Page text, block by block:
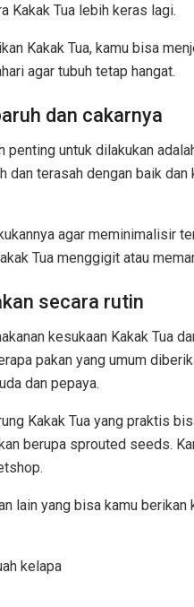
Kakak Tua lebih keras lagi.
Kakak Tua, kamu bisa
agar tubuh tetap hangat.
dan cakarnya
penting untuk dilakukan
dan terasah dengan baik dan
agar meminimalisir
Tua menggigit atau
secara rutin
kesukaan Kakak Tua
pakan yang umum
dan pepaya.
Kakak Tua yang praktis
berupa sprouted seeds.
lain yang bisa kamu berikan
kelapa